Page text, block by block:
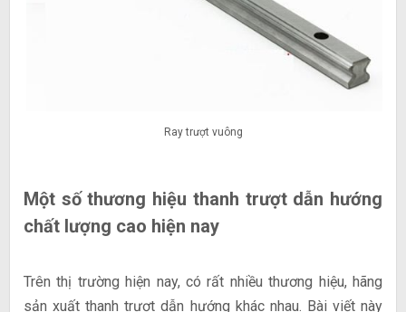
Ray trượt vuông
Một số thương hiệu thanh trượt dẫn hướng
chất lượng cao hiện nay
Trên thị trường hiện nay, có rất nhiều thương hiệu, hãng
sản xuất thanh trượt dẫn hướng khác nhau. Bài viết này